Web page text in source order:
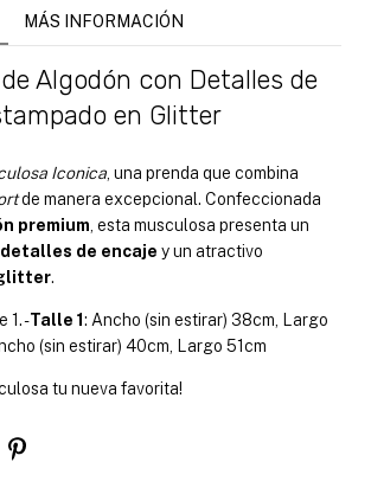
MÁS INFORMACIÓN
Algodón con Detalles de
en Glitter
Iconica , una prenda que combina
de manera excepcional. Confeccionada
premium , esta musculosa presenta un
detalles de encaje y un atractivo
.
1. -Talle 1: Ancho (sin estirar) 38cm, Largo
(sin estirar) 40cm, Largo 51cm
tu nueva favorita!